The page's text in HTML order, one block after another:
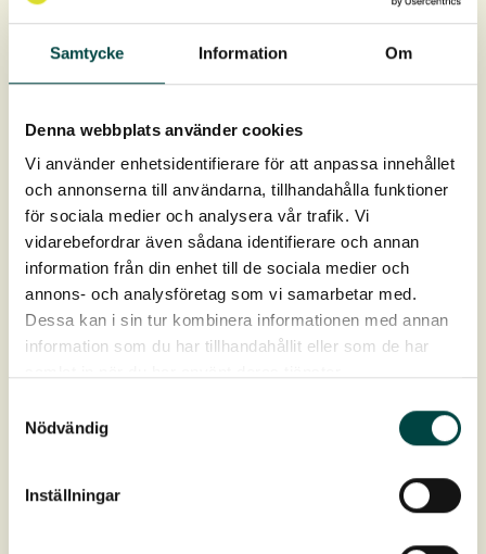
Samtycke Information Om
Denna webbplats använder cookies
Vi använder enhetsidentifierare för att anpassa innehållet
och annonserna till användarna, tillhandahålla funktioner
för sociala medier och analysera vår trafik. Vi
vidarebefordrar även sådana identifierare och annan
information från din enhet till de sociala medier och
annons- och analysföretag som vi samarbetar med.
Dessa kan i sin tur kombinera informationen med annan
information som du har tillhandahållit eller som de har
Nödvändig
Inställningar
Professionel servicepleje
VegTech hjælper dig med at holde dit tag sundt og flot!
Læs mere om vores service og få et tilbud på plejeher >>
Produktdata
Artikelnr